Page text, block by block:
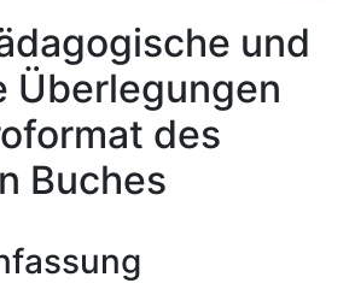
und
Überlegungen
des
Buches